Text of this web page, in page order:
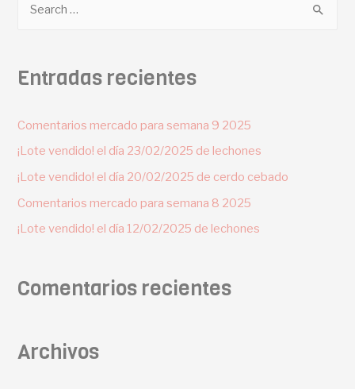
Entradas recientes
Comentarios mercado para semana 9 2025
¡Lote vendido! el día 23/02/2025 de lechones
¡Lote vendido! el día 20/02/2025 de cerdo cebado
Comentarios mercado para semana 8 2025
¡Lote vendido! el día 12/02/2025 de lechones
Comentarios recientes
Archivos